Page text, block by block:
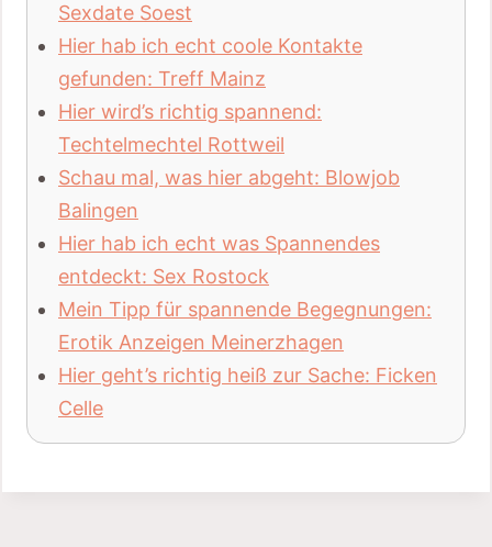
Sexdate Soest
Hier hab ich echt coole Kontakte
gefunden: Treff Mainz
Hier wird’s richtig spannend:
Techtelmechtel Rottweil
Schau mal, was hier abgeht: Blowjob
Balingen
Hier hab ich echt was Spannendes
entdeckt: Sex Rostock
Mein Tipp für spannende Begegnungen:
Erotik Anzeigen Meinerzhagen
Hier geht’s richtig heiß zur Sache: Ficken
Celle